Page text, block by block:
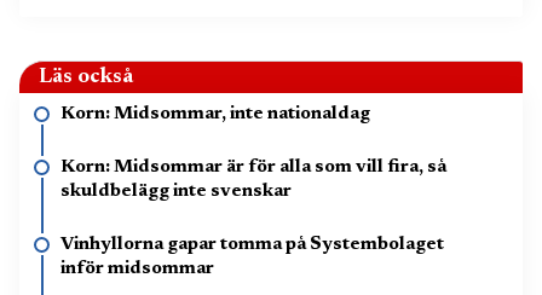
Läs också
Korn: Midsommar, inte nationaldag
Korn: Midsommar är för alla som vill fira, så
skuldbelägg inte svenskar
Vinhyllorna gapar tomma på Systembolaget
inför midsommar